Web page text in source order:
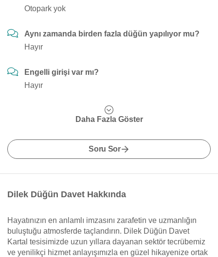
Otopark yok
Aynı zamanda birden fazla düğün yapılıyor mu?
Hayır
Engelli girişi var mı?
Hayır
Daha Fazla Göster
Soru Sor
Dilek Düğün Davet Hakkında
Hayatınızın en anlamlı imzasını zarafetin ve uzmanlığın
buluştuğu atmosferde taçlandırın. Dilek Düğün Davet
Kartal tesisimizde uzun yıllara dayanan sektör tecrübemiz
ve yenilikçi hizmet anlayışımızla en güzel hikayenize ortak